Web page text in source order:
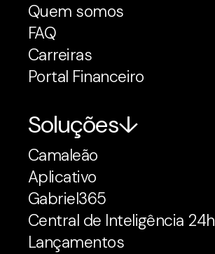
Quem somos
FAQ
Carreiras
Portal Financeiro
Soluções
Camaleão
Aplicativo
Gabriel365
Central de Inteligência 24h
Lançamentos